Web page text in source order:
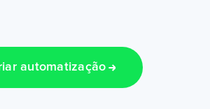
automatização